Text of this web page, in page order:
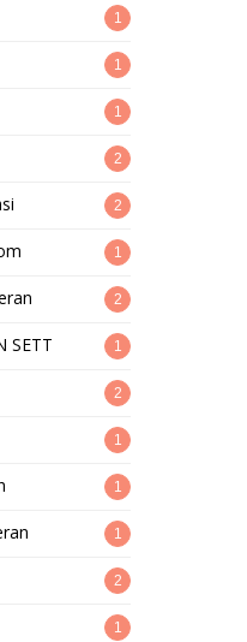
1
1
1
2
2
1
2
SETT 1
2
1
1
1
2
1